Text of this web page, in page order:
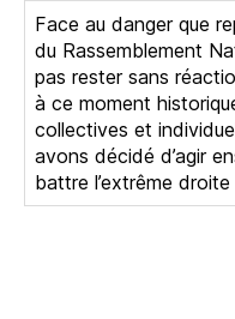
Face au danger que
du Rassemblement
pas rester sans
à ce moment
collectives et
avons décidé d’agir
battre l’extrême